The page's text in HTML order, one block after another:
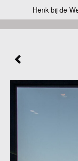
Henk bij de